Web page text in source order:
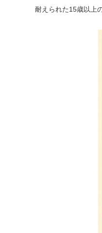
耐えられた15歳以上